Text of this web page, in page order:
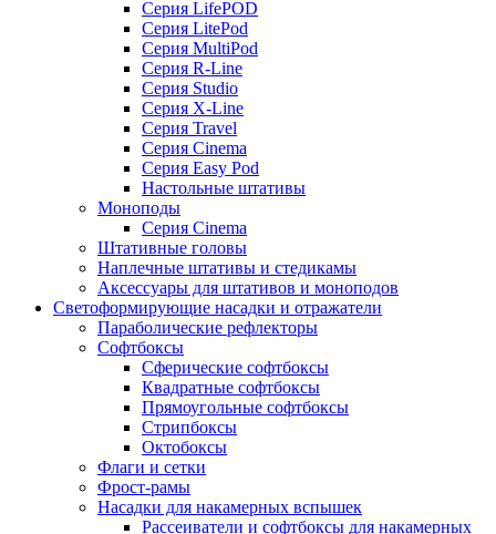
Серия LifePOD
Серия LitePod
Серия MultiPod
Серия R-Line
Серия Studio
Серия X-Line
Серия Travel
Серия Cinema
Серия Easy Pod
Настольные штативы
Моноподы
Серия Cinema
Штативные головы
Наплечные штативы и стедикамы
Аксессуары для штативов и моноподов
Светоформирующие насадки и отражатели
Параболические рефлекторы
Софтбоксы
Сферические софтбоксы
Квадратные софтбоксы
Прямоугольные софтбоксы
Стрипбоксы
Октобоксы
Флаги и сетки
Фрост-рамы
Насадки для накамерных вспышек
Рассеиватели и софтбоксы для накамерных